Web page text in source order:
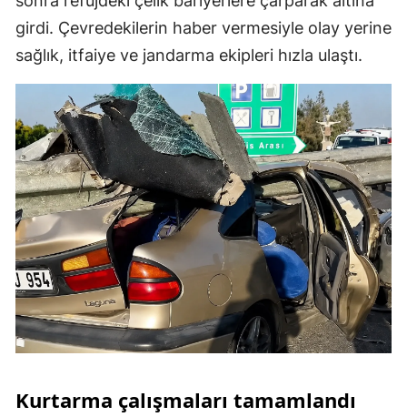
girdi. Çevredekilerin haber vermesiyle olay yerine
sağlık, itfaiye ve jandarma ekipleri hızla ulaştı.
Kurtarma çalışmaları tamamlandı